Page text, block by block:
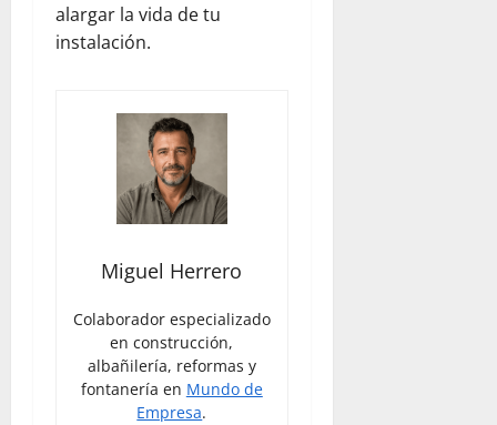
alargar la vida de tu
instalación.
Miguel Herrero
Colaborador especializado
en construcción,
albañilería, reformas y
fontanería en Mundo de
Empresa.